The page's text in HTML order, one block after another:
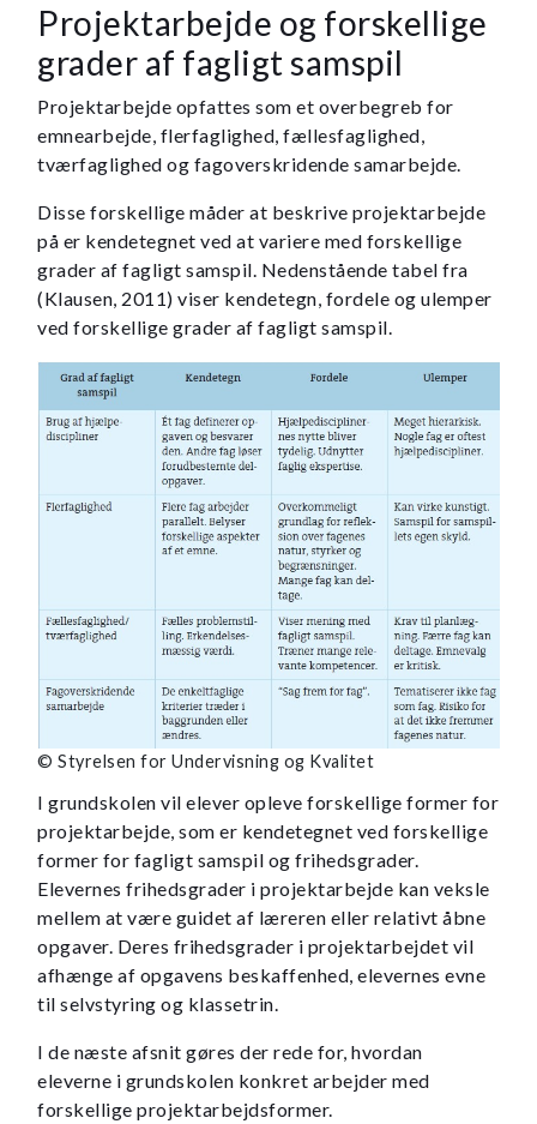
Projektarbejde og forskellige
grader af fagligt samspil
Projektarbejde opfattes som et overbegreb for
emnearbejde, flerfaglighed, fællesfaglighed,
tværfaglighed og fagoverskridende samarbejde.
Disse forskellige måder at beskrive projektarbejde
på er kendetegnet ved at variere med forskellige
grader af fagligt samspil. Nedenstående tabel fra
(Klausen, 2011) viser kendetegn, fordele og ulemper
ved forskellige grader af fagligt samspil.
© Styrelsen for Undervisning og Kvalitet
I grundskolen vil elever opleve forskellige former for
projektarbejde, som er kendetegnet ved forskellige
former for fagligt samspil og frihedsgrader.
Elevernes frihedsgrader i projektarbejde kan veksle
mellem at være guidet af læreren eller relativt åbne
opgaver. Deres frihedsgrader i projektarbejdet vil
afhænge af opgavens beskaffenhed, elevernes evne
til selvstyring og klassetrin.
I de næste afsnit gøres der rede for, hvordan
eleverne i grundskolen konkret arbejder med
forskellige projektarbejdsformer.